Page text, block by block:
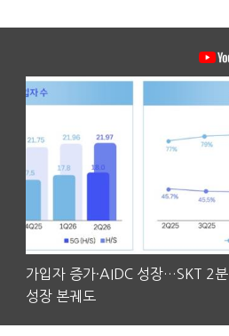
가입자 증가·AIDC 성장…SKT 2
성장 본궤도